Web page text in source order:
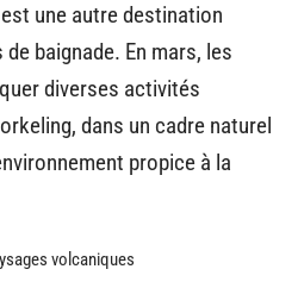
une autre destination
baignade. En mars, les
diverses activités
dans un cadre naturel
propice à la
volcaniques